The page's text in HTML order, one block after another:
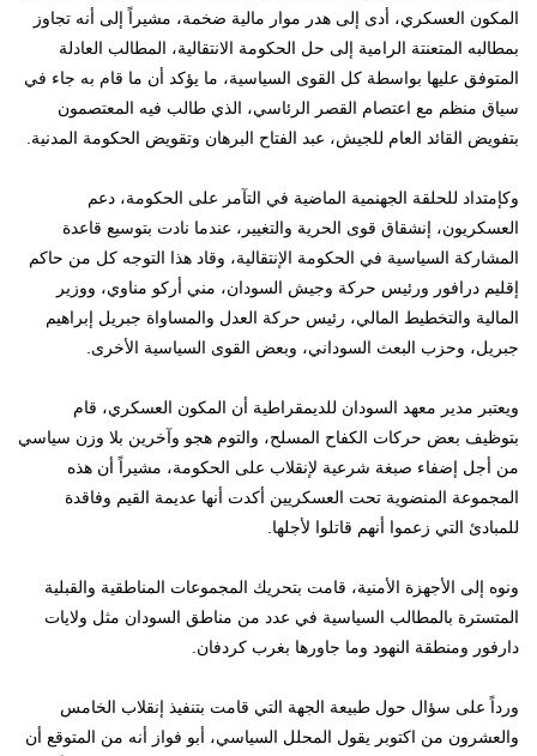
المكون العسكري، أدى إلى هدر موار مالية ضخمة، مشيراً إلى أنه تجاوز
بمطالبه المتعنتة الرامية إلى حل الحكومة الانتقالية، المطالب العادلة
المتوفق عليها بواسطة كل القوى السياسية، ما يؤكد أن ما قام به جاء في
سياق منظم مع اعتصام القصر الرئاسي، الذي طالب فيه المعتصمون
بتفويض القائد العام للجيش، عبد الفتاح البرهان وتقويض الحكومة المدنية.
وكإمتداد للحلقة الجهنمية الماضية في التآمر على الحكومة، دعم
العسكريون، إنشقاق قوى الحرية والتغيير، عندما نادت بتوسيع قاعدة
المشاركة السياسية في الحكومة الإنتقالية، وقاد هذا التوجه كل من حاكم
إقليم درافور ورئيس حركة وجيش السودان، مني أركو مناوي، ووزير
المالية والتخطيط المالي، رئيس حركة العدل والمساواة جبريل إبراهيم
جبريل، وحزب البعث السوداني، وبعض القوى السياسية الأخرى.
ويعتبر مدير معهد السودان للديمقراطية أن المكون العسكري، قام
بتوظيف بعض حركات الكفاح المسلح، والتوم هجو وآخرين بلا وزن سياسي
من أجل إضفاء صبغة شرعية لإنقلاب على الحكومة، مشيراً أن هذه
المجموعة المنضوية تحت العسكريين أكدت أنها عديمة القيم وفاقدة
للمبادئ التي زعموا أنهم قاتلوا لأجلها.
ونوه إلى الأجهزة الأمنية، قامت بتحريك المجموعات المناطقية والقبلية
المتسترة بالمطالب السياسية في عدد من مناطق السودان مثل ولايات
دارفور ومنطقة النهود وما جاورها بغرب كردفان.
ورداً على سؤال حول طبيعة الجهة التي قامت بتنفيذ إنقلاب الخامس
والعشرون من اكتوبر يقول المحلل السياسي، أبو فواز أنه من المتوقع أن